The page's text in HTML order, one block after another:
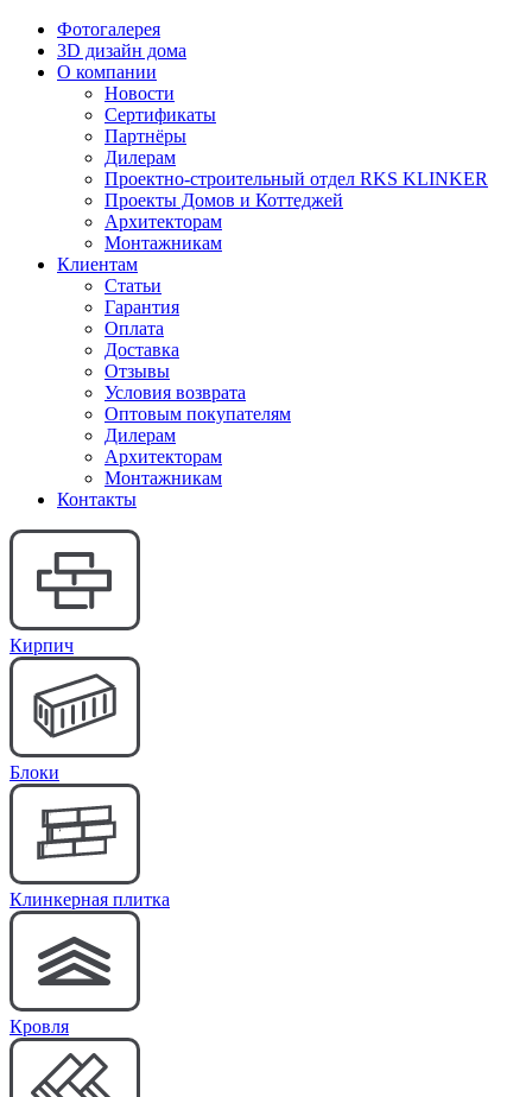
Фотогалерея
3D дизайн дома
О компании
Новости
Сертификаты
Партнёры
Дилерам
Проектно-строительный отдел RKS KLINKER
Проекты Домов и Коттеджей
Архитекторам
Монтажникам
Клиентам
Статьи
Гарантия
Оплата
Доставка
Отзывы
Условия возврата
Оптовым покупателям
Дилерам
Архитекторам
Монтажникам
Контакты
Кирпич
Блоки
Клинкерная плитка
Кровля